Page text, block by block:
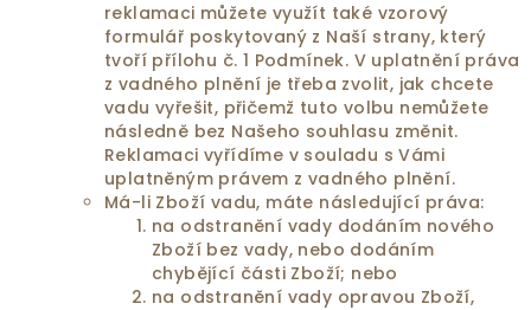
reklamaci můžete využít také vzorový
formulář poskytovaný z Naší strany, který
tvoří přílohu č. 1 Podmínek. V uplatnění práva
z vadného plnění je třeba zvolit, jak chcete
vadu vyřešit, přičemž tuto volbu nemůžete
následně bez Našeho souhlasu změnit.
Reklamaci vyřídíme v souladu s Vámi
uplatněným právem z vadného plnění.
Má-li Zboží vadu, máte následující práva:
na odstranění vady dodáním nového
Zboží bez vady, nebo dodáním
chybějící části Zboží; nebo
na odstranění vady opravou Zboží,